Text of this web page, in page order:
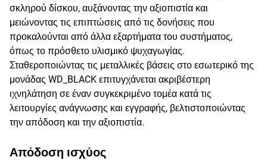
σκληρού δίσκου, αυξάνοντας την αξιοπιστία και
μειώνοντας τις επιπτώσεις από τις δονήσεις που
προκαλούνται από άλλα εξαρτήματα του συστήματος,
όπως το πρόσθετο υλισμικό ψυχαγωγίας.
Σταθεροποιώντας τις μεταλλικές βάσεις στο εσωτερικό της
μονάδας WD_BLACK επιτυγχάνεται ακριβέστερη
ιχνηλάτηση σε έναν συγκεκριμένο τομέα κατά τις
λειτουργίες ανάγνωσης και εγγραφής, βελτιστοποιώντας
την απόδοση και την αξιοπιστία.
Απόδοση ισχύος